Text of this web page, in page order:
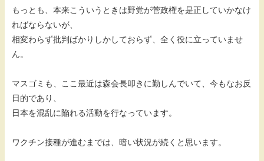
もっとも、本来こういうときは野党が菅政権を是正していかなけ
ればならないが、
相変わらず批判ばかりしかしておらず、全く役に立っていませ
ん。
マスゴミも、ここ最近は森会長叩きに勤しんでいて、今もなお反
日的であり、
日本を混乱に陥れる活動を行なっています。
ワクチン接種が進むまでは、暗い状況が続くと思います。